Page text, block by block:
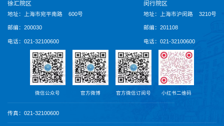
徐汇院区
地址：上海市宛平南路 600号
邮编：200030
电话：021-32100600
闵行院区
地址：上海市沪闵路 3210号
邮编：201108
电话：021-32100600
微信公众号 官方微博 官方微信订阅号 小红书二维码
传真：021-32100600